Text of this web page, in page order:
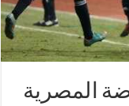
المصرية